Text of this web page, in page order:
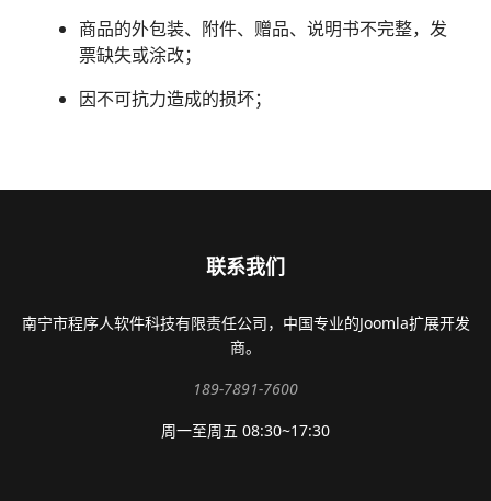
商品的外包装、附件、赠品、说明书不完整，发
票缺失或涂改；
因不可抗力造成的损坏；
联系我们
南宁市程序人软件科技有限责任公司，中国专业的Joomla扩展开发
商。
189-7891-7600
周一至周五 08:30~17:30